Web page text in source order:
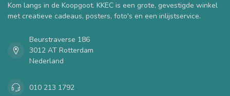
Kom langs in de Koopgoot. KKEC is een grote, gevestigde winkel
met creatieve cadeaus, posters, foto's en een inlijstservice.
Beurstraverse 186
3012 AT Rotterdam
Nederland
010 213 1792